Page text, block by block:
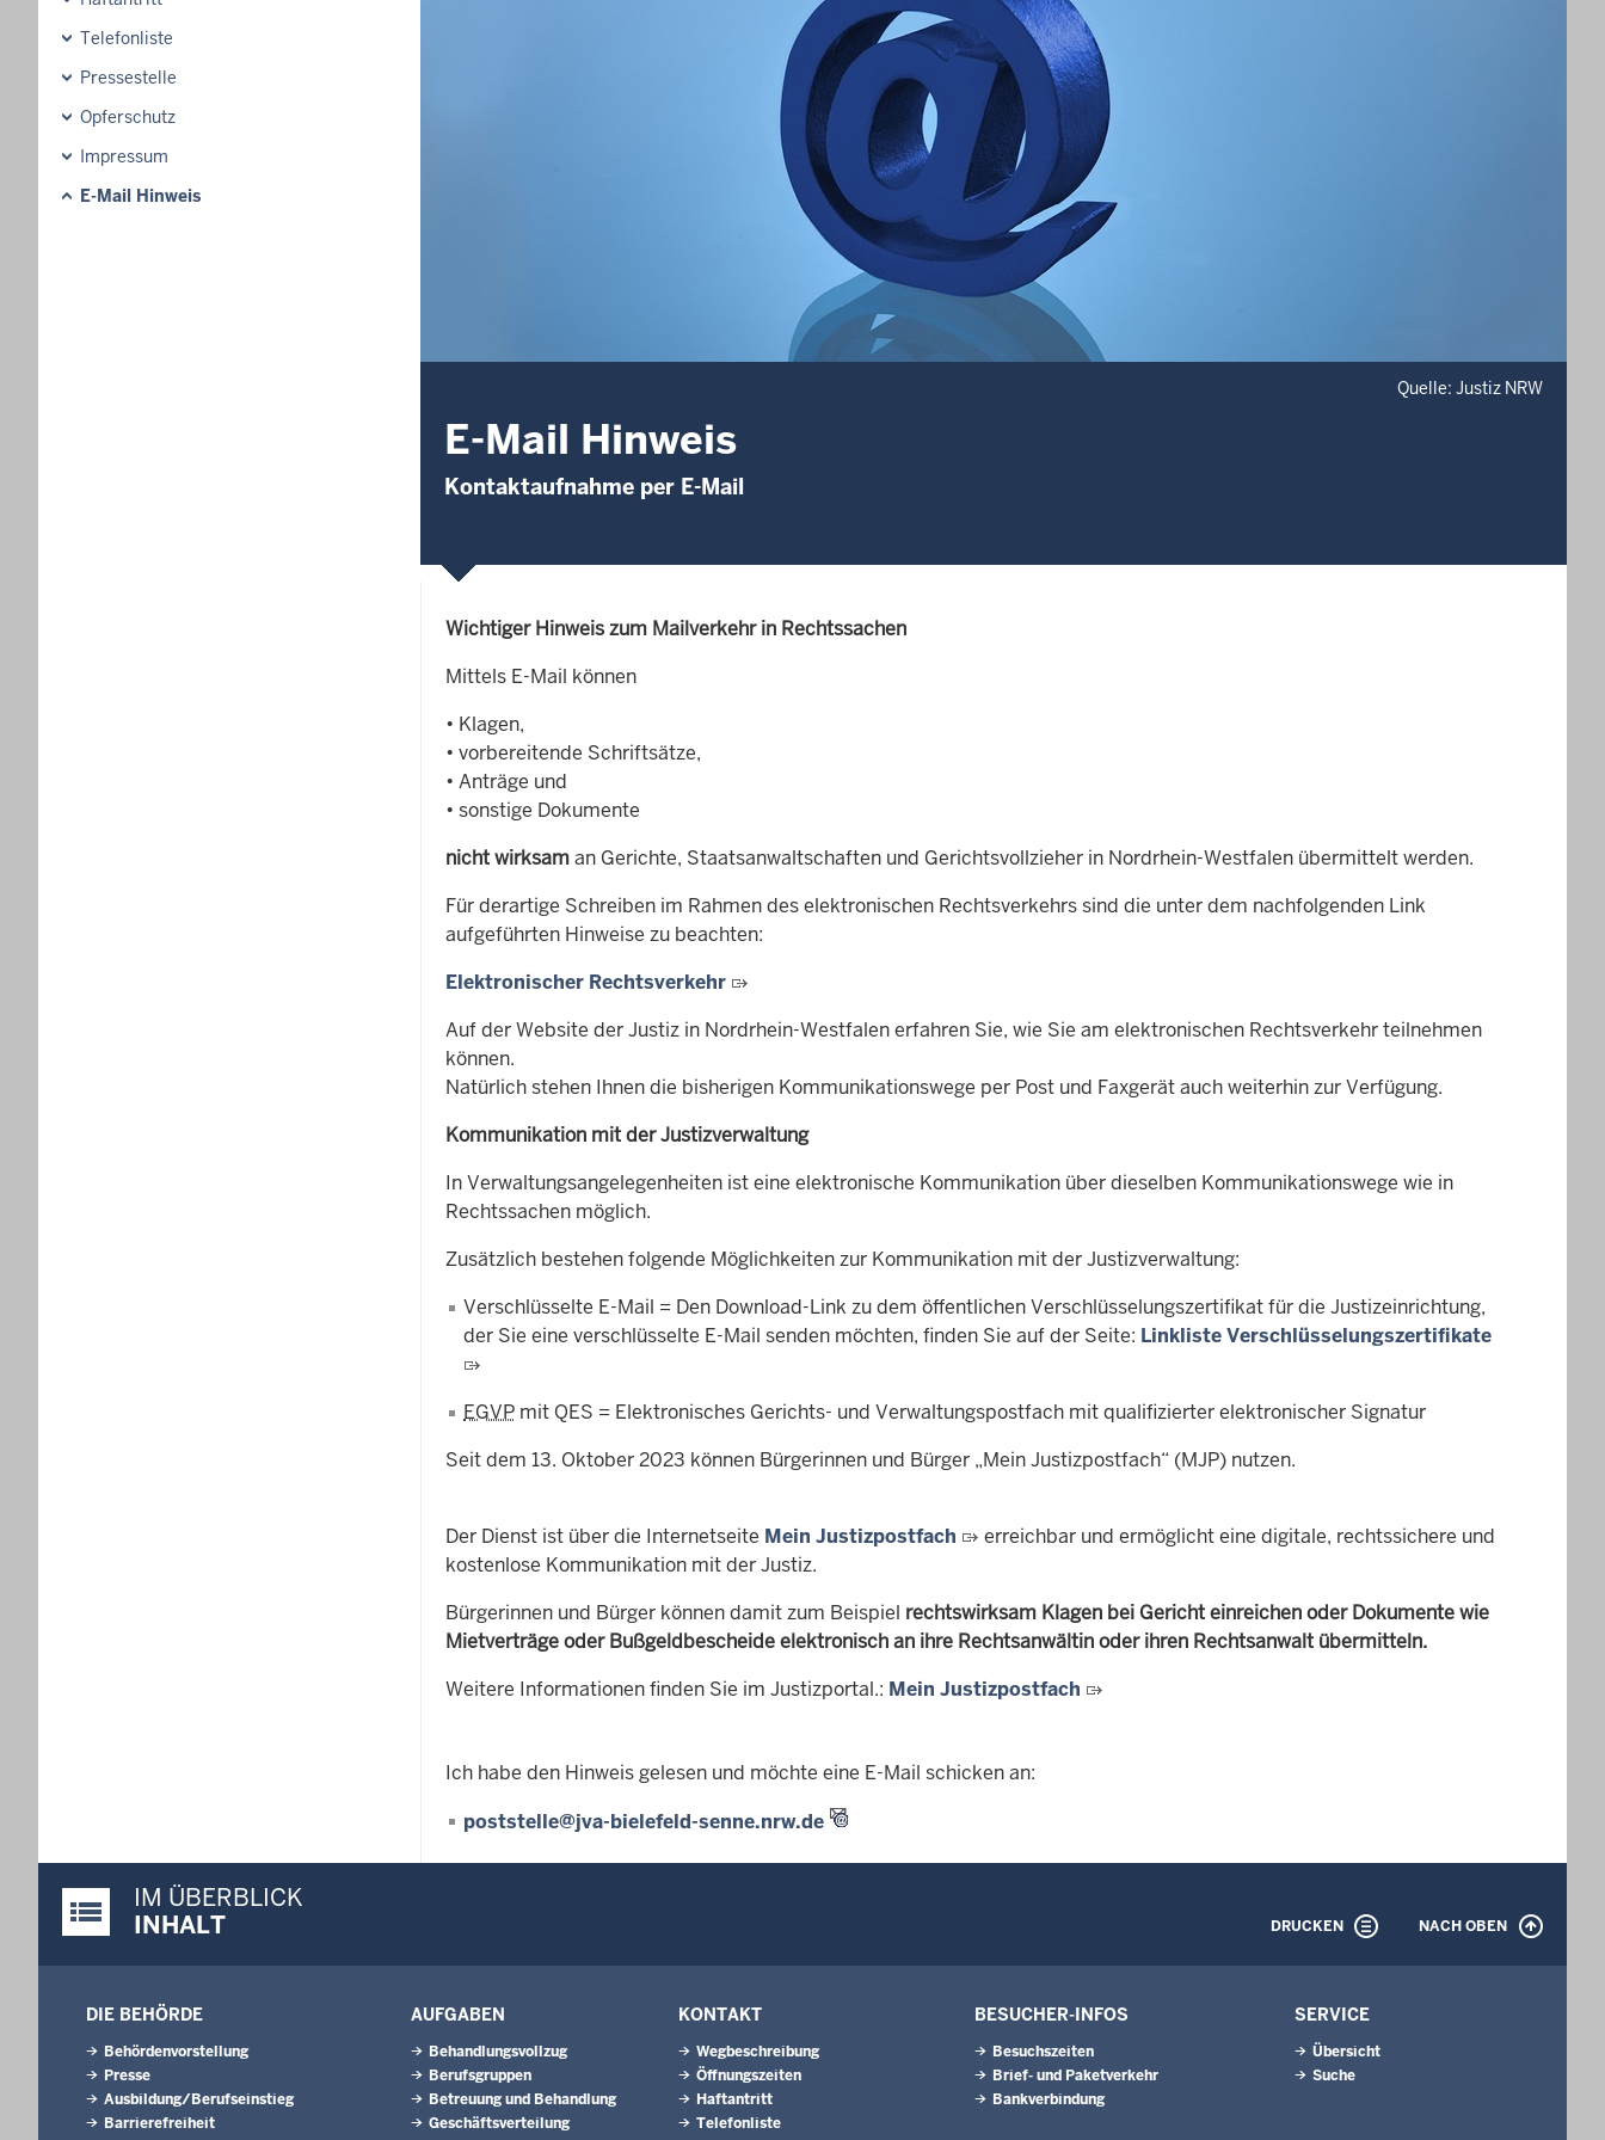
Telefonliste
Pressestelle
Opferschutz
Impressum
E-Mail Hinweis
Quelle: Justiz NRW
E-Mail Hinweis
Kontaktaufnahme per E-Mail
Wichtiger Hinweis zum Mailverkehr in Rechtssachen
Mittels E-Mail können
• Klagen,
• vorbereitende Schriftsätze,
• Anträge und
• sonstige Dokumente
nicht wirksaman Gerichte, Staatsanwaltschaften und Gerichtsvollzieher in Nordrhein-Westfalen übermittelt werden.
Für derartige Schreiben im Rahmen des elektronischen Rechtsverkehrs sind die unter dem nachfolgenden Link
aufgeführten Hinweise zu beachten:
Elektronischer Rechtsverkehr
Auf der Website der Justiz in Nordrhein-Westfalen erfahren Sie, wie Sie am elektronischen Rechtsverkehr teilnehmen
können.
Natürlich stehen Ihnen die bisherigen Kommunikationswege per Post und Faxgerät auch weiterhin zur Verfügung.
Kommunikation mit der Justizverwaltung
In Verwaltungsangelegenheiten ist eine elektronische Kommunikation über dieselben Kommunikationswege wie in
Rechtssachen möglich.
Zusätzlich bestehen folgende Möglichkeiten zur Kommunikation mit der Justizverwaltung:
Verschlüsselte E-Mail = Den Download-Link zu dem öffentlichen Verschlüsselungszertifikat für die Justizeinrichtung,
der Sie eine verschlüsselte E-Mail senden möchten, finden Sie auf der Seite: Linkliste Verschlüsselungszertifikate
EGVP mit QES = Elektronisches Gerichts- und Verwaltungspostfach mit qualifizierter elektronischer Signatur
Seit dem 13. Oktober 2023 können Bürgerinnen und Bürger „Mein Justizpostfach“ (MJP) nutzen.
Der Dienst ist über die Internetseite Mein Justizpostfach
erreichbar und ermöglicht eine digitale, rechtssichere und
kostenlose Kommunikation mit der Justiz.
Bürgerinnen und Bürger können damit zum Beispiel rechtswirksam Klagen bei Gericht einreichen oder Dokumente wie
Mietverträge oder Bußgeldbescheide elektronisch an ihre Rechtsanwältin oder ihren Rechtsanwalt übermitteln.
Weitere Informationen finden Sie im Justizportal.: Mein Justizpostfach
Ich habe den Hinweis gelesen und möchte eine E-Mail schicken an:
poststelle@jva-bielefeld-senne.nrw.de
Justiz-Portal im Überblick:
IM ÜBERBLICK
INHALT
DRUCKEN NACH OBEN
DIE BEHÖRDE
Behördenvorstellung
Presse
Ausbildung/Berufseinstieg
Barrierefreiheit
AUFGABEN
Behandlungsvollzug
Berufsgruppen
Betreuung und Behandlung
Geschäftsverteilung
KONTAKT
Wegbeschreibung
Öffnungszeiten
Haftantritt
Telefonliste
BESUCHER-INFOS
Besuchszeiten
Brief- und Paketverkehr
Bankverbindung
SERVICE
Übersicht
Suche